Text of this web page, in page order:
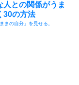
人との関係がうま
30の方法
まの自分」を見せる。